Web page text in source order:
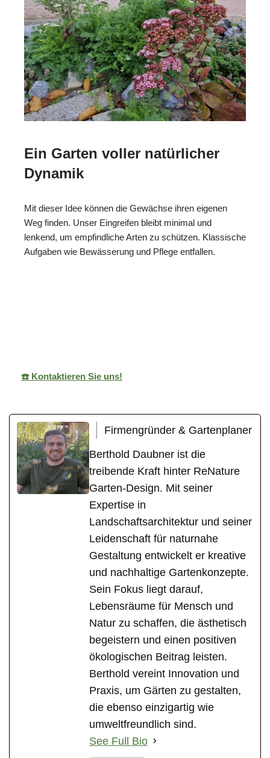
Ein Garten voller natürlicher
Dynamik
Mit dieser Idee können die Gewächse ihren eigenen
Weg finden. Unser Eingreifen bleibt minimal und
lenkend, um empfindliche Arten zu schützen. Klassische
Aufgaben wie Bewässerung und Pflege entfallen.
☎️ Kontaktieren Sie uns!
Firmengründer & Gartenplaner
Berthold Daubner ist die
treibende Kraft hinter ReNature
Garten-Design. Mit seiner
Expertise in
Landschaftsarchitektur und seiner
Leidenschaft für naturnahe
Gestaltung entwickelt er kreative
und nachhaltige Gartenkonzepte.
Sein Fokus liegt darauf,
Lebensräume für Mensch und
Natur zu schaffen, die ästhetisch
begeistern und einen positiven
ökologischen Beitrag leisten.
Berthold vereint Innovation und
Praxis, um Gärten zu gestalten,
die ebenso einzigartig wie
umweltfreundlich sind.
See Full Bio